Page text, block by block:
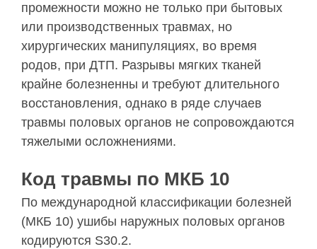
промежности можно не только при бытовых
или производственных травмах, но
хирургических манипуляциях, во время
родов, при ДТП. Разрывы мягких тканей
крайне болезненны и требуют длительного
восстановления, однако в ряде случаев
травмы половых органов не сопровождаются
тяжелыми осложнениями.
Код травмы по МКБ 10
По международной классификации болезней
(МКБ 10) ушибы наружных половых органов
кодируются S30.2.